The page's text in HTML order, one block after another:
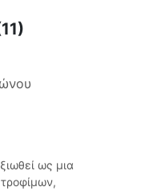
ως μια